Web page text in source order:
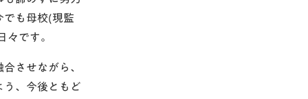
も母校(現監
です。
させながら、
、今後ともど